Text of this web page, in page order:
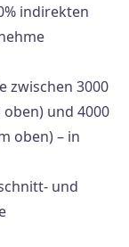
indirekten
zwischen 3000
und 4000
oben) – in
und